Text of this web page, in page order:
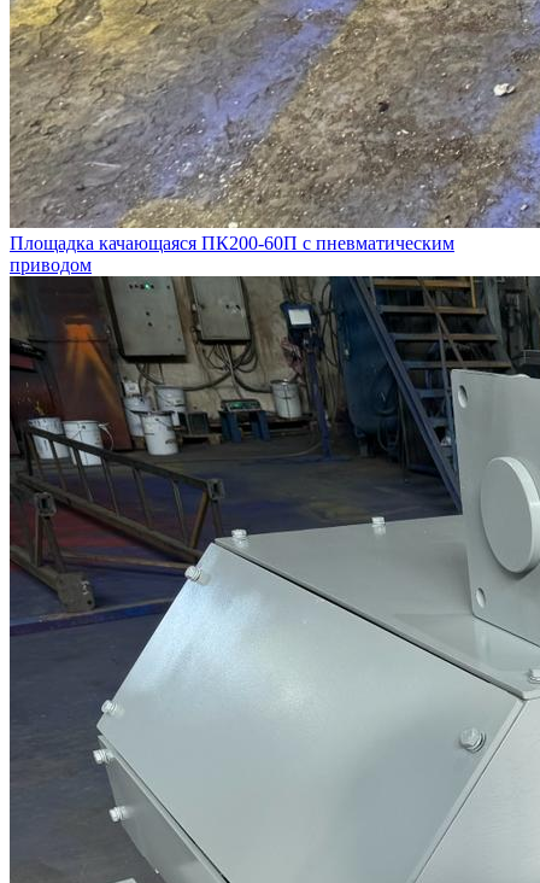
Площадка качающаяся ПК200-60П с пневматическим
приводом